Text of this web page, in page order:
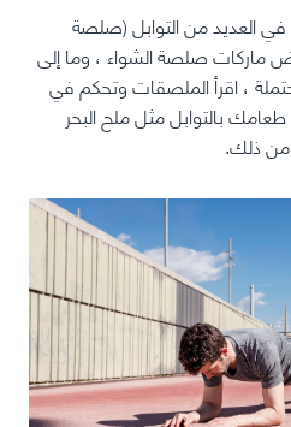
في العديد من التوابل (صلصة
ماركات صلصة الشواء ، وما إلى
، اقرأ الملصقات وتحكم في
بالتوابل مثل ملح البحر
من ذلك.